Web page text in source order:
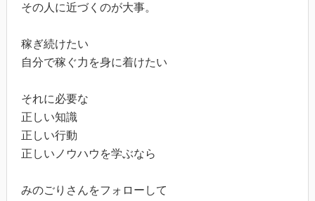
その人に近づくのが大事。
稼ぎ続けたい
自分で稼ぐ力を身に着けたい
それに必要な
正しい知識
正しい行動
正しいノウハウを学ぶなら
みのごりさんをフォローして